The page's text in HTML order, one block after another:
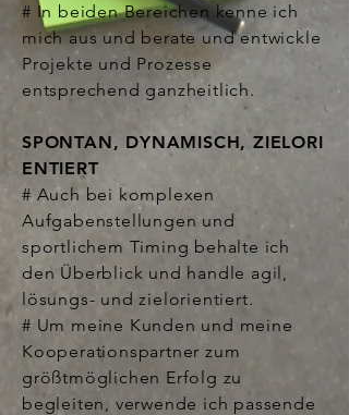
# In beiden Bereichen kenne ich
mich aus und berate und entwickle
Projekte und Prozesse
entsprechend ganzheitlich.
SPONTAN, DYNAMISCH, ZIELORI
ENTIERT
# Auch bei komplexen
Aufgabenstellungen und
sportlichem Timing behalte ich
den Überblick und handle agil,
lösungs- und zielorientiert.
# Um meine Kunden und meine
Kooperationspartner zum
größtmöglichen Erfolg zu
begleiten, verwende ich passende